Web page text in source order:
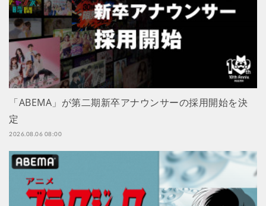
「ABEMA」が第二期新卒アナウンサーの採用開始を決
定
2026.08.06 08:00